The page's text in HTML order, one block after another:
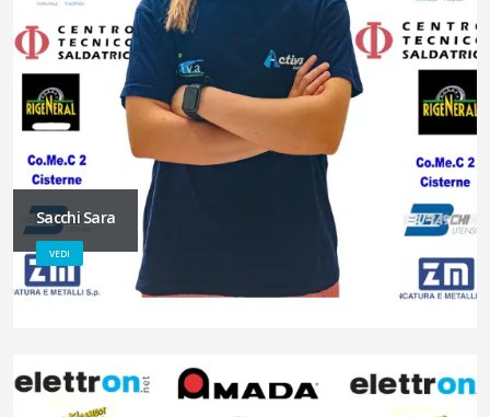
Sacchi Sara
VEDI